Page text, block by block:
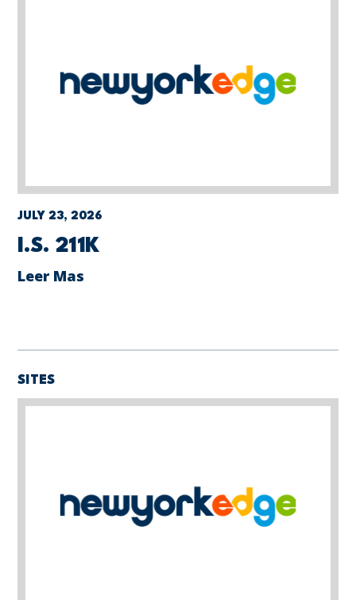
JULY 23, 2026
I.S. 211K
Leer Mas
SITES